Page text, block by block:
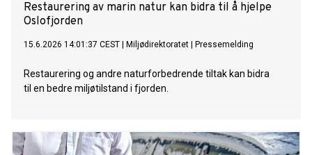
Restaurering av marin natur kan bidra til å hjelpe
Oslofjorden
15.6.2026 14:01:37 CEST Miljødirektoratet Pressemelding
Restaurering og andre naturforbedrende tiltak kan bidra
til en bedre miljøtilstand i fjorden.